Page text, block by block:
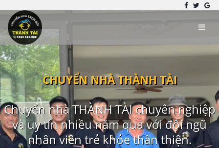
CHUYỂN NHÀ THÀNH TÀI
Chuyển nhà THÀNH TÀI chuyên nghiệp
và uy tín nhiều năm qua với đội ngũ
nhân viên trẻ khỏe thân thiện.